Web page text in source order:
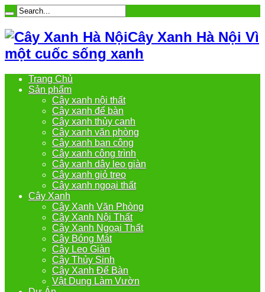
Cây Xanh Hà Nội Vì
một cuốc sống xanh
Trang Chủ
Sản phẩm
Cây xanh nội thất
Cây xanh để bàn
Cây xanh thủy canh
Cây xanh văn phòng
Cây xanh ban công
Cây xanh công trình
Cây xanh dây leo giàn
Cây xanh giỏ treo
Cây xanh ngoại thất
Cây Xanh
Cây Xanh Văn Phòng
Cây Xanh Nội Thất
Cây Xanh Ngoại Thất
Cây Bóng Mát
Cây Leo Giàn
Cây Thủy Sinh
Cây Xanh Để Bàn
Vật Dụng Làm Vườn